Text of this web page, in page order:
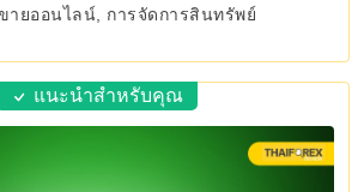
ายออนไลน์, การจัดการสินทรัพย์
แนะนำสำหรับคุณ